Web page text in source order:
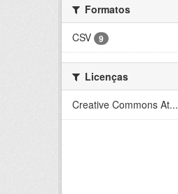
Formatos
CSV
9
Licenças
Creative Commons At...